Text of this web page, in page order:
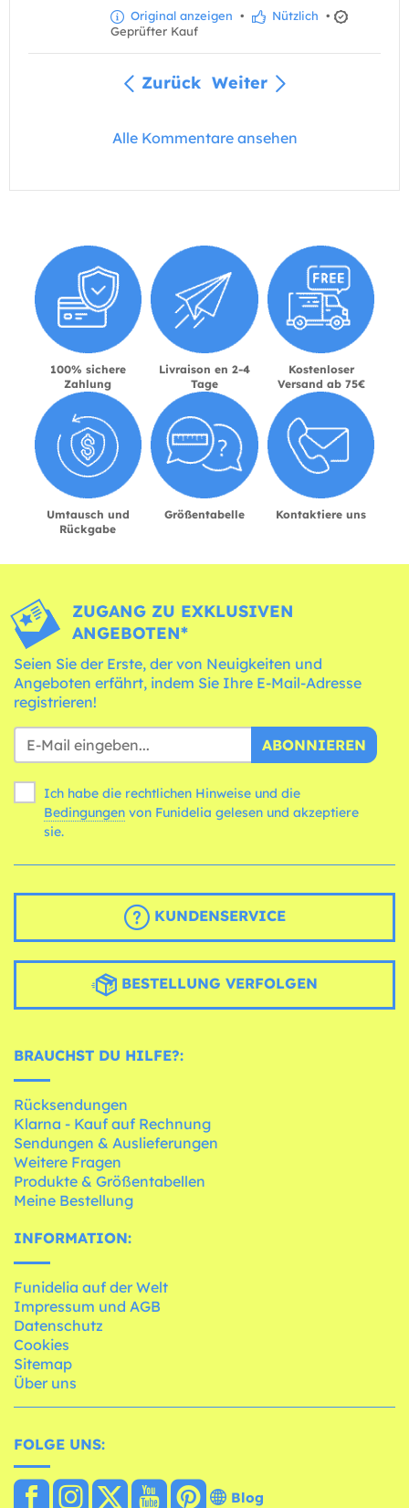
Original anzeigen • Nützlich •
Geprüfter Kauf
Zurück Weiter
Alle Kommentare ansehen
100% sichere
Zahlung
Livraison en 2-4
Tage
Kostenloser
Versand ab 75€
Umtausch und
Rückgabe
Größentabelle Kontaktiere uns
ZUGANG ZU EXKLUSIVEN
ANGEBOTEN*
Seien Sie der Erste, der von Neuigkeiten und
Angeboten erfährt, indem Sie Ihre E-Mail-Adresse
registrieren!
ABONNIEREN
Ich habe die rechtlichen Hinweise und die
Bedingungen
sie.
KUNDENSERVICE
BESTELLUNG VERFOLGEN
BRAUCHST DU HILFE?:
Rücksendungen
Klarna - Kauf auf Rechnung
Sendungen & Auslieferungen
Weitere Fragen
Produkte & Größentabellen
Meine Bestellung
INFORMATION:
Funidelia auf der Welt
Impressum und AGB
Datenschutz
Cookies
Sitemap
Über uns
FOLGE UNS:
Blog